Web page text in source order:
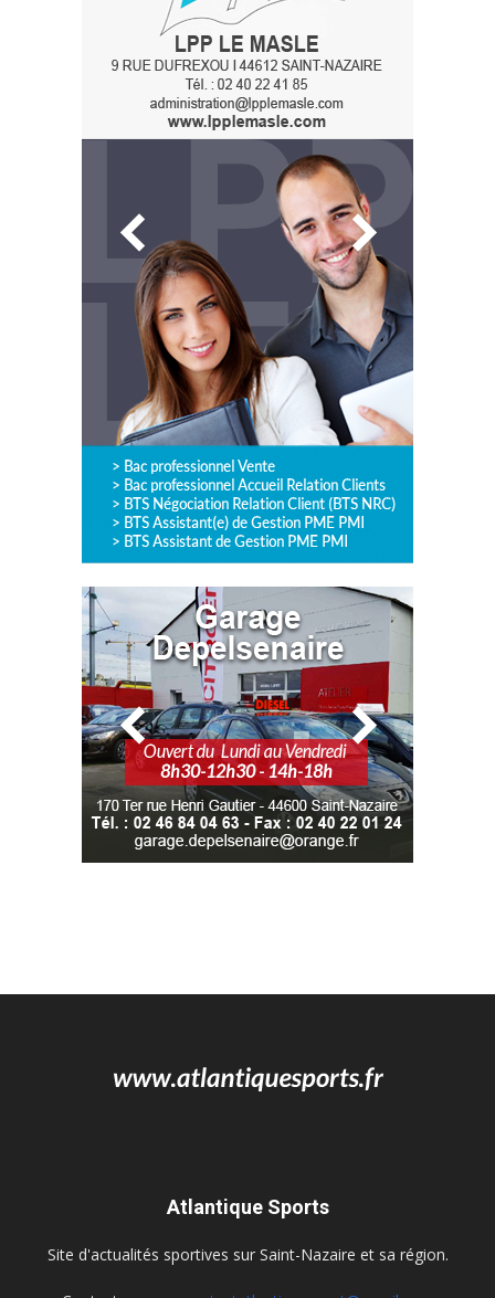
Atlantique Sports
Site d'actualités sportives sur Saint-Nazaire et sa région.